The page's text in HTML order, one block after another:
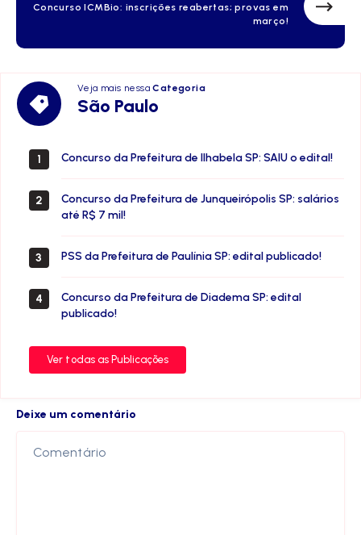
Concurso ICMBio: inscrições reabertas; provas em
março!
Veja mais nessaCategoria
São Paulo
São
Paulo
1 Concurso da Prefeitura de Ilhabela SP: SAIU o edital!
2
Concurso da Prefeitura de Junqueirópolis SP: salários
até R$ 7 mil!
3 PSS da Prefeitura de Paulínia SP: edital publicado!
4
Concurso da Prefeitura de Diadema SP: edital
publicado!
Ver todas as Publicações
Deixe um comentário